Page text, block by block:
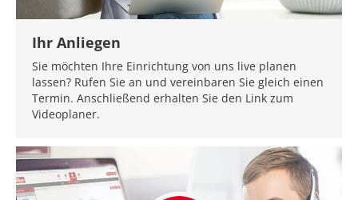
Ihr Anliegen
Sie möchten Ihre Einrichtung von uns live planen
lassen? Rufen Sie an und vereinbaren Sie gleich einen
Termin. Anschließend erhalten Sie den Link zum
Videoplaner.